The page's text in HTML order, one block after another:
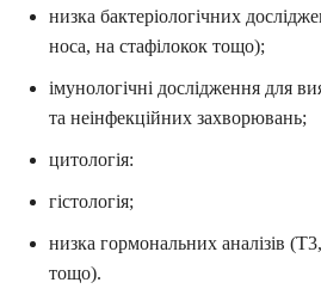
низка бактеріологічних
носа, на стафілокок тощо);
імунологічні дослідження для
та неінфекційних захворювань;
цитологія:
гістологія;
низка гормональних аналізів
тощо).